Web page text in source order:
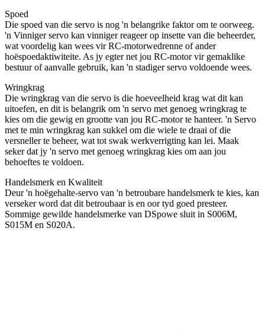
Spoed
Die spoed van die servo is nog 'n belangrike faktor om te oorweeg.
'n Vinniger servo kan vinniger reageer op insette van die beheerder,
wat voordelig kan wees vir RC-motorwedrenne of ander
hoëspoedaktiwiteite. As jy egter net jou RC-motor vir gemaklike
bestuur of aanvalle gebruik, kan 'n stadiger servo voldoende wees.
Wringkrag
Die wringkrag van die servo is die hoeveelheid krag wat dit kan
uitoefen, en dit is belangrik om 'n servo met genoeg wringkrag te
kies om die gewig en grootte van jou RC-motor te hanteer. 'n Servo
met te min wringkrag kan sukkel om die wiele te draai of die
versneller te beheer, wat tot swak werkverrigting kan lei. Maak
seker dat jy 'n servo met genoeg wringkrag kies om aan jou
behoeftes te voldoen.
Handelsmerk en Kwaliteit
Deur 'n hoëgehalte-servo van 'n betroubare handelsmerk te kies, kan
verseker word dat dit betroubaar is en oor tyd goed presteer.
Sommige gewilde handelsmerke van DSpowe sluit in S006M,
S015M en S020A.